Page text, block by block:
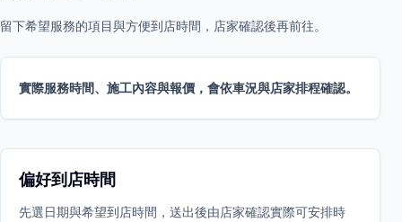
留下希望服務的項目與方便到店時間，店家確認後再前往。
實際服務時間、施工內容與報價，會依車況與店家排程確認。
偏好到店時間
先選日期與希望到店時間，送出後由店家確認實際可安排時